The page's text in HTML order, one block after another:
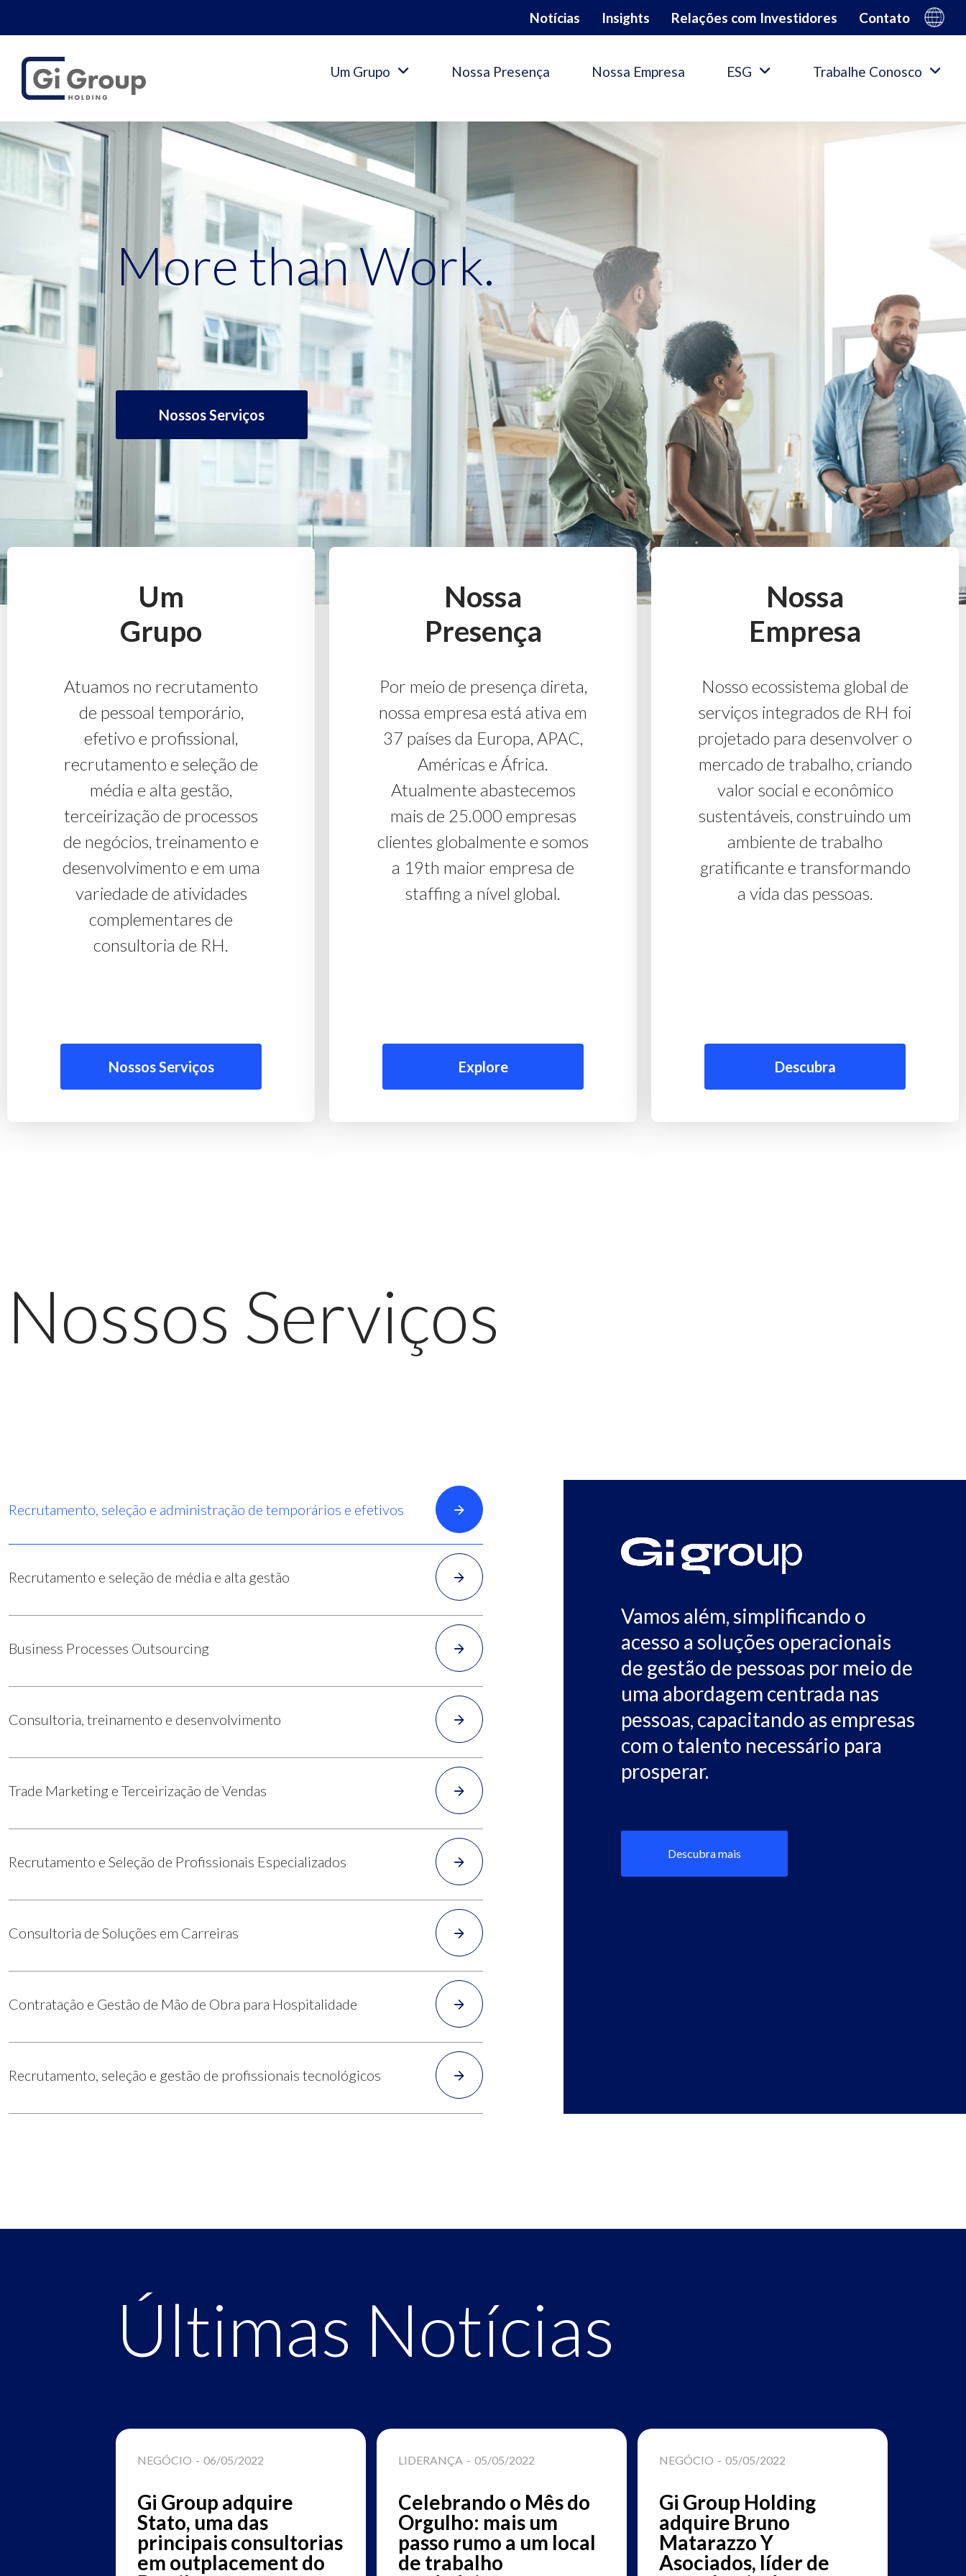
Notícias Insights Relações com Investidores Contato
Um Grupo Nossa Presença Nossa Empresa ESG Trabalhe Conosco
More thanWork.
Nossos Serviços
Um
Grupo
Atuamos no recrutamento
de pessoal temporário,
efetivo e profissional,
recrutamento e seleção de
média e alta gestão,
terceirização de processos
de negócios, treinamento e
desenvolvimento e em uma
variedade de atividades
complementares de
consultoria de RH.
Nossos Serviços
Nossa
Presença
Por meio de presença direta,
nossa empresa está ativa em
37 países da Europa, APAC,
Américas e África.
Atualmente abastecemos
mais de 25.000 empresas
clientes globalmente e somos
a 19th maior empresa de
staffing a nível global.
Explore
Nossa
Empresa
Nosso ecossistema global de
serviços integrados de RH foi
projetado para desenvolver o
mercado de trabalho, criando
valor social e econômico
sustentáveis, construindo um
ambiente de trabalho
gratificante e transformando
a vida das pessoas.
Descubra
Nossos Serviços
Recrutamento, seleção e administração de temporários e efetivos
Recrutamento e seleção de média e alta gestão
Business Processes Outsourcing
Consultoria, treinamento e desenvolvimento
Trade Marketing e Terceirização de Vendas
Recrutamento e Seleção de Profissionais Especializados
Consultoria de Soluções em Carreiras
Contratação e Gestão de Mão de Obra para Hospitalidade
Recrutamento, seleção e gestão de profissionais tecnológicos
Vamos além, simplificando o
acesso a soluções operacionais
de gestão de pessoas por meio de
uma abordagem centrada nas
pessoas, capacitando as empresas
com o talento necessário para
prosperar.
Descubra mais
Últimas Notícias
NEGÓCIO - 06/05/2022
Gi Group adquire
Stato, uma das
principais consultorias
em outplacement do
LIDERANÇA - 05/05/2022
Celebrando o Mês do
Orgulho: mais um
passo rumo a um local
de trabalho
NEGÓCIO - 05/05/2022
Gi Group Holding
adquire Bruno
Matarazzo Y
Asociados, líder de